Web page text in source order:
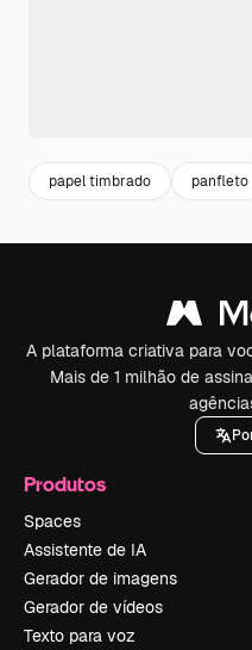
papel timbrado panfleto
A plataforma criativa para
Mais de 1 milhão de
Produtos
Spaces
Assistente de IA
Gerador de imagens
Gerador de vídeos
Texto para voz